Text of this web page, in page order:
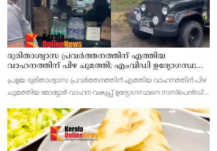
ദുരിതാശ്വാസ പ്രവർത്തനത്തിന് എത്തിയ
വാഹനത്തിന് പിഴ ചുമത്തി; എംവിഡി ഉദ്യോഗസ്ഥന്
സസ്പെൻഷൻ
പ്രളയ ദുരിതാശ്വാസ പ്രവർത്തനത്തിന് എത്തിയ വാഹനത്തിന് പിഴ
ചുമത്തിയ മോട്ടോർ വാഹന വകുപ്പ് ഉദ്യോഗസ്ഥനെ സസ്പെൻഡ്
ലൈജുവിനെയാണ് സസ്പെൻഡ് ചെയ്തത്